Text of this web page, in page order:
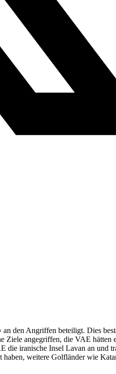
den Angriffen beteiligt. Dies
Ziele angegriffen, die VAE
die iranische Insel Lavan an und
weitere Golfländer wie